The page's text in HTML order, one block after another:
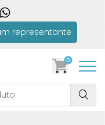
representante
0